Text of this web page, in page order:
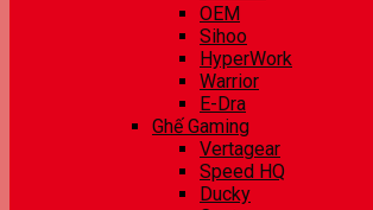
OEM
Sihoo
HyperWork
Warrior
E-Dra
Ghế Gaming
Vertagear
Speed HQ
Ducky